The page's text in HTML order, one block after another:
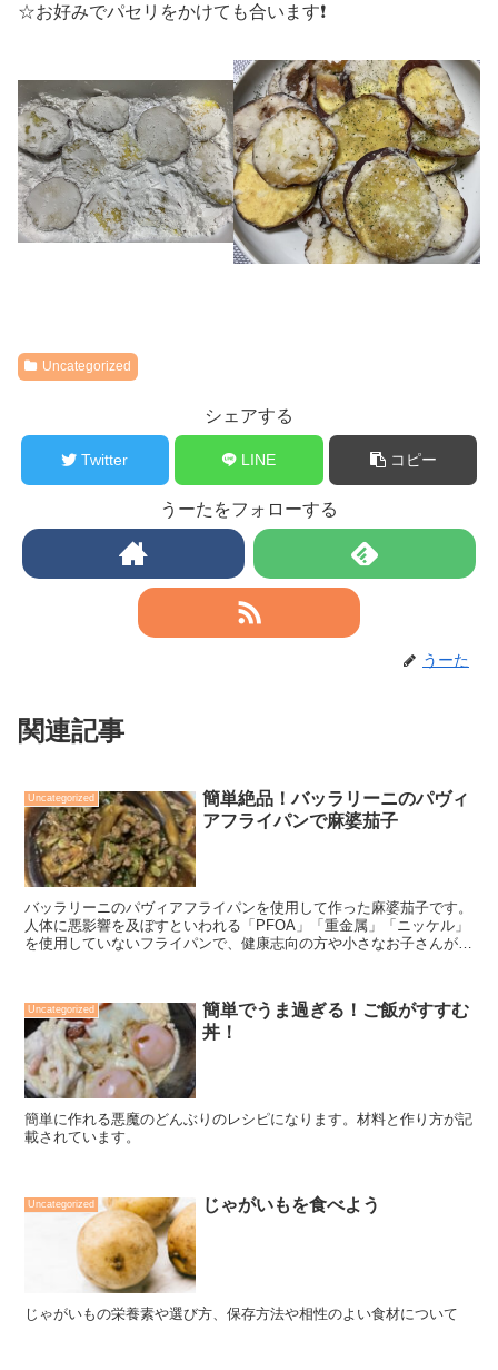
☆お好みでパセリをかけても合います❗️
Uncategorized
シェアする
Twitter LINE コピー
うーたをフォローする
うーた
関連記事
Uncategorized
簡単絶品！バッラリーニのパヴィ
アフライパンで麻婆茄子
バッラリーニのパヴィアフライパンを使用して作った麻婆茄子です。
人体に悪影響を及ぼすといわれる「PFOA」「重金属」「ニッケル」
を使用していないフライパンで、健康志向の方や小さなお子さんがい
Uncategorized
簡単でうま過ぎる！ご飯がすすむ
丼！
簡単に作れる悪魔のどんぶりのレシピになります。材料と作り方が記
載されています。
Uncategorized じゃがいもを食べよう
じゃがいもの栄養素や選び方、保存方法や相性のよい食材について